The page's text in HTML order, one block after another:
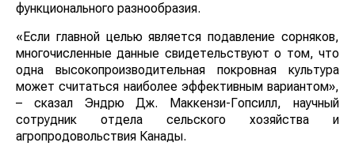
функционального разнообразия.
«Если главной целью является подавление сорняков,
многочисленные данные свидетельствуют о том, что
одна высокопроизводительная покровная культура
может считаться наиболее эффективным вариантом»,
– сказал Эндрю Дж. Маккензи-Гопсилл, научный
сотрудник отдела сельского хозяйства и
агропродовольствия Канады.